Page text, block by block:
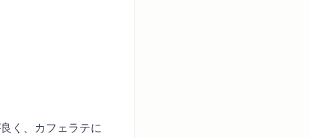
く、カフェラテに